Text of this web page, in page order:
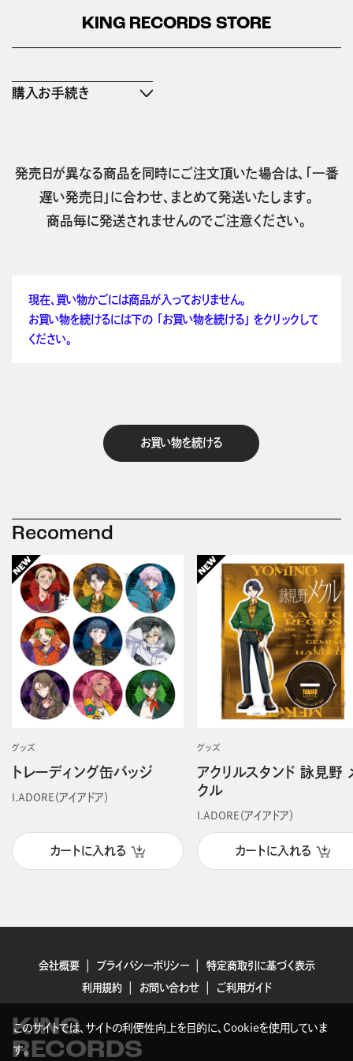
KING RECORDS STORE
購入お手続き
発売日が異なる商品を同時にご注文頂いた場合は、「一番
遅い発売日」に合わせ、まとめて発送いたします。
商品毎に発送されませんのでご注意ください。
現在、買い物かごには商品が入っておりません。
お買い物を続けるには下の 「お買い物を続ける」 をクリックして
ください。
お買い物を続ける
Recomend
グッズ
トレーディング缶バッジ
I.ADORE（アイアドア）
カートに入れる
グッズ
アクリルスタンド 詠見野
クル
I.ADORE（アイアドア）
カートに入れる
会社概要 プライバシーポリシー
特定商取引に基づく表示
利用規約
お問い合わせ ご利用ガイド
KING
RECORDS
このサイトでは、サイトの利便性向上を目的に、Cookieを使用していま
す。